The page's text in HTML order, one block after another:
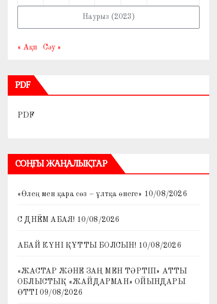
Наурыз (2023)
« Ақп Сәу »
PDF
PDF
СОҢҒЫ ЖАҢАЛЫҚТАР
«Өлең мен қара сөз – ұлтқа өнеге» 10/08/2026
С ДНЁМ АБАЯ! 10/08/2026
АБАЙ КҮНІ ҚҰТТЫ БОЛСЫН! 10/08/2026
«ЖАСТАР ЖӘНЕ ЗАҢ МЕН ТӘРТІП» АТТЫ
ОБЛЫСТЫҚ «ЖАЙДАРМАН» ОЙЫНДАРЫ
ӨТТІ 09/08/2026